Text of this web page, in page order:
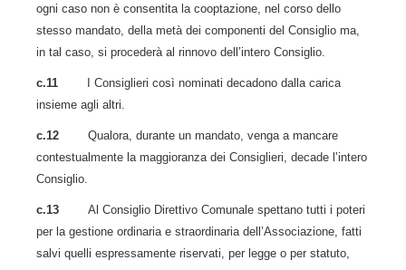
ogni caso non è consentita la cooptazione, nel corso dello
stesso mandato, della metà dei componenti del Consiglio ma,
in tal caso, si procederà al rinnovo dell’intero Consiglio.
c.11
I Consiglieri così nominati decadono dalla carica
insieme agli altri.
c.12 Qualora, durante un mandato, venga a mancare
contestualmente la maggioranza dei Consiglieri, decade l’intero
Consiglio.
c.13 Al Consiglio Direttivo Comunale spettano tutti i poteri
per la gestione ordinaria e straordinaria dell’Associazione, fatti
salvi quelli espressamente riservati, per legge o per statuto,